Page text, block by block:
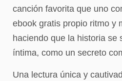
canción favorita que uno
ebook gratis propio ritmo y
haciendo que la historia se
íntima, como un secreto
Una lectura única y